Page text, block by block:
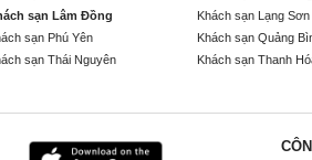
sạn Lâm Đồng Khách sạn Lạng Sơn
sạn Phú Yên Khách sạn Quảng
sạn Thái Nguyên Khách sạn Thanh